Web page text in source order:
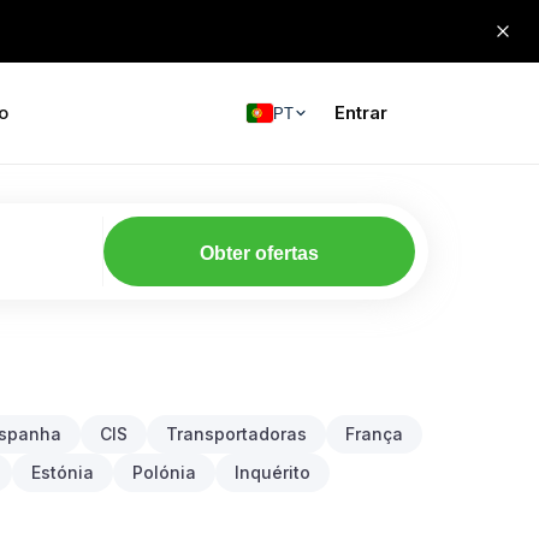
PT Entrar
Obter ofertas
CIS Transportadoras
França
Estónia
Polónia Inquérito